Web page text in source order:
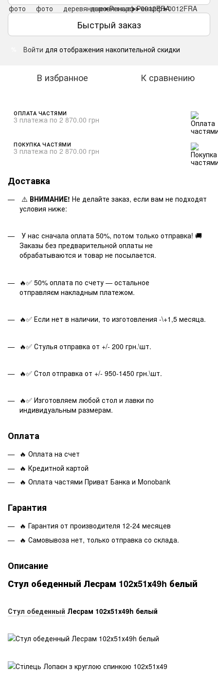
Быстрый заказ
Войти для отображения накопительной скидки
В избранное К сравнению
ОПЛАТА ЧАСТЯМИ
3 платежа по 2 870.00 грн
ПОКУПКА ЧАСТЯМИ
3 платежа по 2 870.00 грн
Доставка
⚠️ ВНИМАНИЕ! Не делайте заказ, если вам не подходят
условия ниже:
У нас сначала оплата 50%, потом только отправка! 🚚
Заказы без предварительной оплаты не
обрабатываются и товар не посылается.
🔥✅ 50% оплата по счету — остальное
отправляєм накладным платежом.
🔥✅ Если нет в наличии, то изготовления -\+1,5 месяца.
🔥✅ Стулья отправка от +/- 200 грн.\шт.
🔥✅ Стол отправка от +/- 950-1450 грн.\шт.
🔥✅ Изготовляем любой стол и лавки по
индивидуальным размерам.
Оплата
🔥 Оплата на счет
🔥 Кредитной картой
🔥 Оплата частями Приват Банка и Monobank
Гарантия
🔥 Гарантия от производителя 12-24 месяцев
🔥 Самовывоза нет, только отправка со склада.
Описание
Стул обеденный Лесрам 102х51х49h белый
Стул обеденный Лесрам 102х51х49h белый